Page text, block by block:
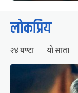
लोकप्रिय
२४ घण्टा यो साता